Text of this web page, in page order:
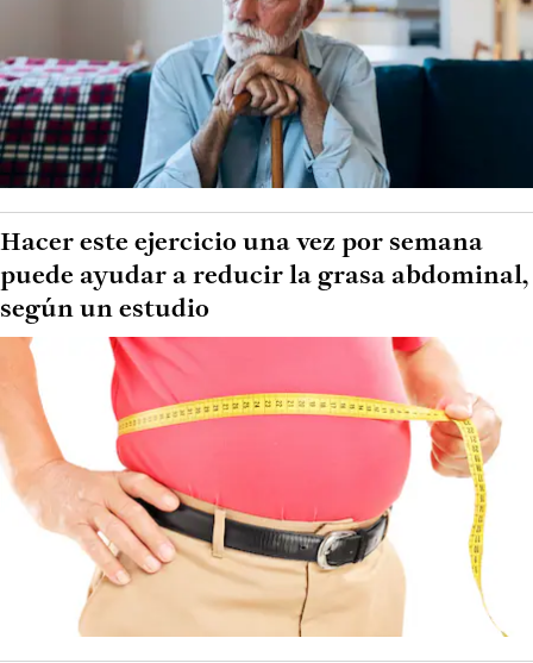
Hacer este ejercicio una vez por semana
puede ayudar a reducir la grasa abdominal,
según un estudio